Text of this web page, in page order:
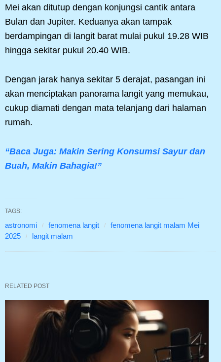
Mei akan ditutup dengan konjungsi cantik antara
Bulan dan Jupiter. Keduanya akan tampak
berdampingan di langit barat mulai pukul 19.28 WIB
hingga sekitar pukul 20.40 WIB.
Dengan jarak hanya sekitar 5 derajat, pasangan ini
akan menciptakan panorama langit yang memukau,
cukup diamati dengan mata telanjang dari halaman
rumah.
“Baca Juga: Makin Sering Konsumsi Sayur dan
Buah, Makin Bahagia!”
TAGS:
astronomi fenomena langit
fenomena langit malam Mei
2025
langit malam
RELATED POST